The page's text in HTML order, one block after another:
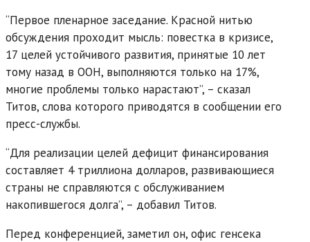
“Первое пленарное заседание. Красной нитью
обсуждения проходит мысль: повестка в кризисе,
17 целей устойчивого развития, принятые 10 лет
тому назад в ООН, выполняются только на 17%,
многие проблемы только нарастают”, – сказал
Титов, слова которого приводятся в сообщении его
пресс-службы.
“Для реализации целей дефицит финансирования
составляет 4 триллиона долларов, развивающиеся
страны не справляются с обслуживанием
накопившегося долга”, – добавил Титов.
Перед конференцией, заметил он, офис генсека